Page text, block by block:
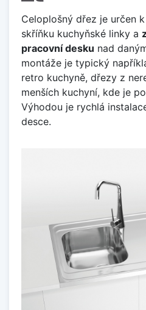
Celoplošný dřez je určen
skříňku kuchyňské linky a
pracovní desku nad
montáže je typický
retro kuchyně, dřezy z
menších kuchyní, kde je
Výhodou je rychlá
desce.